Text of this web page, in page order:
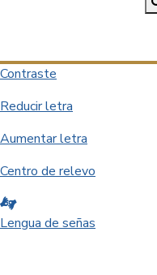
Contraste
Reducir letra
Aumentar letra
Centro de relevo
Lengua de señas